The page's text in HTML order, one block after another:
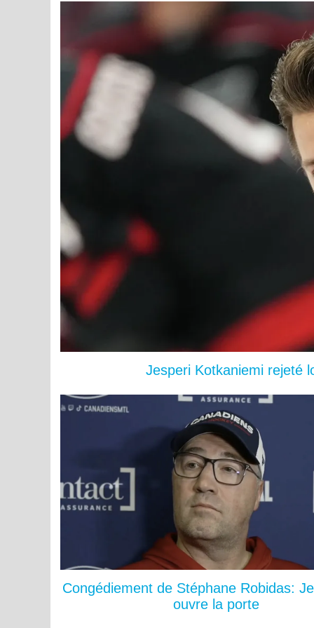
Jesperi Kotkaniemi rejeté
Congédiement de Stéphane Robidas:
ouvre la porte